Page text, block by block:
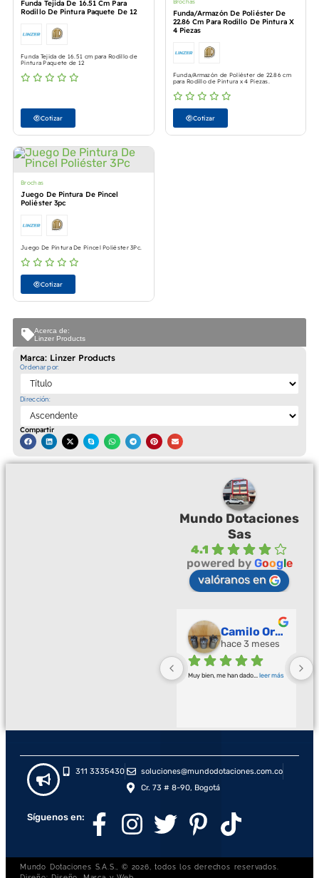
Marca: Linzer Products
Ordenar por:
Dirección:
Compartir
Acerca de:
Linzer Products
Funda Tejida De 16.51 Cm Para
Rodillo De Pintura Paquete De 12
Funda Tejida de 16.51 cm para Rodillo de
Pintura Paquete de 12
Cotizar
Funda/Armazón De Poliéster De
22.86 Cm Para Rodillo De Pintura X
4 Piezas
Funda/Armazón de Poliéster de 22.86 cm
para Rodillo de Pintura x 4 Piezas.
Cotizar
Brochas
Juego De Pintura De Pincel
Poliéster 3pc
Juego De Pintura De Pincel Poliéster 3Pc.
Cotizar
Mundo Dotaciones
Sas
4.1
powered by Google
valóranos en
Camilo Ortegón
hace 3 meses
Muy bien, me han dado leer más
311 3335430
soluciones@mundodotaciones.com.co
Cr. 73 # 8-90, Bogotá
Síguenos en:
Mundo Dotaciones S.A.S., © 2026, todos los derechos reservados.